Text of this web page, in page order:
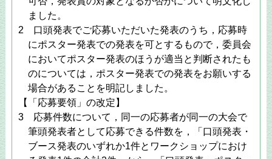
ました。
2 口頭発表でご応募いただいた発表のうち，応募時
にポスター発表での発表を可とするもので，委員会
においてポスター発表のほうが適当と判断されたも
のについては，ポスター発表での発表をお願いする
場合があることを明記しました。
【「応募要領」の改定】
3 応募件数について，同一の応募者が同一の大会で
筆頭発表者として応募できる件数を，「口頭発表・
ブース発表のいずれか1件とワークショップにおけ